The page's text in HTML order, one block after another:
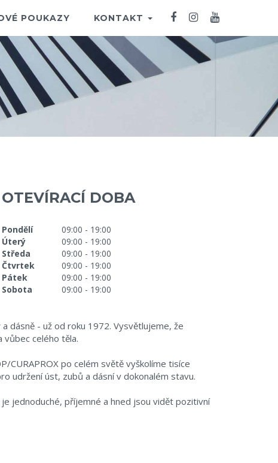
POUKAZY KONTAKT
OTEVÍRACÍ DOBA
Pondělí
09:00 - 19:00
Úterý
09:00 - 19:00
Středa
09:00 - 19:00
Čtvrtek
09:00 - 19:00
Pátek
09:00 - 19:00
Sobota
09:00 - 19:00
dásně - už od roku 1972. Vysvětlujeme, že
celého těla.
CURAPROX po celém světě vyškolíme tisíce
udržení úst, zubů a dásní v dokonalém stavu.
jednoduché, příjemné a hned jsou vidět pozitivní